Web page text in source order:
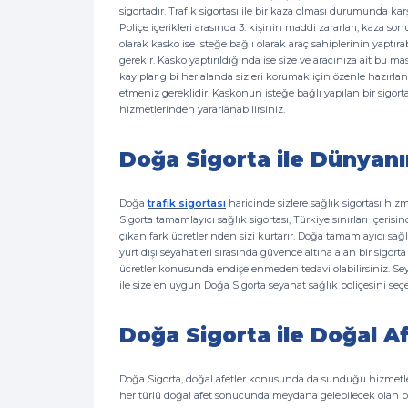
sigortadır. Trafik sigortası ile bir kaza olması durumunda
Poliçe içerikleri arasında 3. kişinin maddi zararları, kaza
olarak kasko ise isteğe bağlı olarak araç sahiplerinin
gerekir. Kasko yaptırıldığında ise size ve aracınıza ait bu
kayıplar gibi her alanda sizleri korumak için özenle
etmeniz gereklidir. Kaskonun isteğe bağlı yapılan bir
hizmetlerinden yararlanabilirsiniz.
Doğa Sigorta ile
Doğatrafik sigortası haricinde sizlere sağlık sigortası
Sigorta tamamlayıcı sağlık sigortası, Türkiye sınırları
çıkan fark ücretlerinden sizi kurtarır. Doğa tamamlayıcı
yurt dışı seyahatleri sırasında güvence altına alan bir
ücretler konusunda endişelenmeden tedavi olabilirsiniz.
ile size en uygun Doğa Sigorta seyahat sağlık poliçesini
Doğa Sigorta ile Doğal
Doğa Sigorta, doğal afetler konusunda da sunduğu
her türlü doğal afet sonucunda meydana gelebilecek olan